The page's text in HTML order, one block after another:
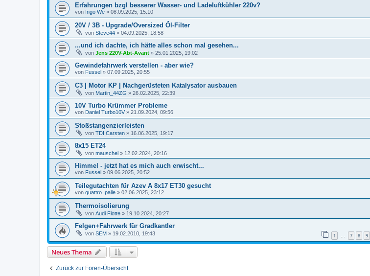
Erfahrungen bzgl besserer Wasser- und Ladeluftkühler 220v?
von Ingo We » 08.09.2025, 15:10
20V / 3B - Upgrade/Oversized Öl-Filter
von Steve44 » 04.09.2025, 18:58
...und ich dachte, ich hätte alles schon mal gesehen...
von Jens 220V-Abt-Avant » 25.01.2025, 19:02
Gewindefahrwerk verstellen - aber wie?
von Fussel » 07.09.2025, 20:55
C3 | Motor KP | Nachgerüsteten Katalysator ausbauen
von Martin_44ZG » 26.02.2025, 22:39
10V Turbo Krümmer Probleme
von Daniel Turbo10V » 21.09.2024, 09:56
Stoßstangenzierleisten
von TDI Carsten » 16.06.2025, 19:17
8x15 ET24
von mauschel » 12.02.2024, 20:16
Himmel - jetzt hat es mich auch erwischt...
von Fussel » 09.06.2025, 20:52
Teilegutachten für Azev A 8x17 ET30 gesucht
von quattro_palle » 02.06.2025, 23:12
Thermoisolierung
von Audi Flotte » 19.10.2024, 20:27
Felgen+Fahrwerk für Gradkantler
von SEM » 19.02.2010, 19:43 1 … 7 8 9
Neues Thema
Zurück zur Foren-Übersicht